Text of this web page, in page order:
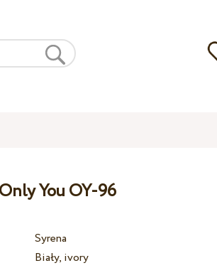
You OY-96
Syrena
Biały, ivory